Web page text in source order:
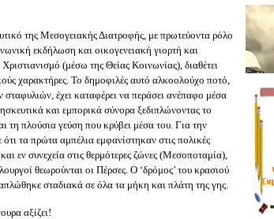
της Μεσογειακής Διατροφής, με πρωτεύοντα ρόλο
εκδήλωση και οικογενειακή γιορτή και
(μέσω της Θείας Κοινωνίας), διαθέτει
χαρακτήρες. Το δημοφιλές αυτό αλκοολούχο ποτό,
έχει καταφέρει να περάσει ανέπαφο μέσα
και εμπορικά σύνορα ξεδιπλώνοντας το
τη πλούσια γεύση που κρύβει μέσα του. Για την
τα πρώτα αμπέλια εμφανίστηκαν στις πολικές
εν συνεχεία στις θερμότερες ζώνες (Μεσοποταμία),
θεωρούνται οι Πέρσες. Ο ‘δρόμος’ του κρασιού
σταδιακά σε όλα τα μήκη και πλάτη της γης.
αξίζει!